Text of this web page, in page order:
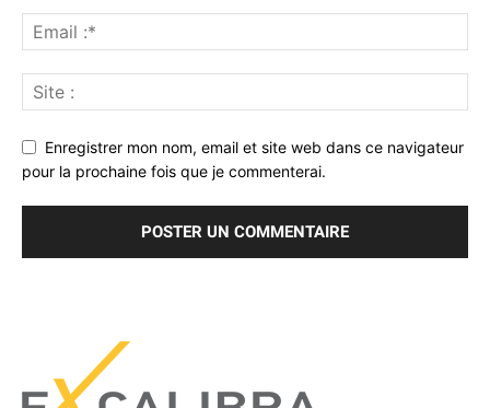
Enregistrer mon nom, email et site web dans ce navigateur
pour la prochaine fois que je commenterai.